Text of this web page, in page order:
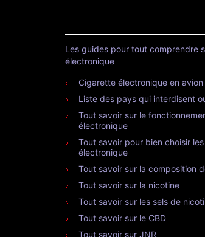
Les guides pour tout comprendre
électronique
Cigarette électronique en avion
Liste des pays qui interdisent
Tout savoir sur le
électronique
Tout savoir pour bien choisir
électronique
Tout savoir sur la composition
Tout savoir sur la nicotine
Tout savoir sur les sels de
Tout savoir sur le CBD
Tout savoir sur JNR